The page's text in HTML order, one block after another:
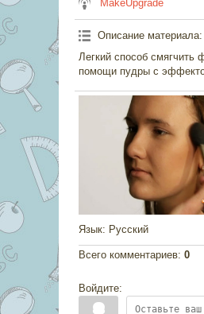
MakeUpgrade
Описание материала:
Легкий способ смягчить
помощи пудры с
Язык: Русский
Всего комментариев: 0
Войдите: